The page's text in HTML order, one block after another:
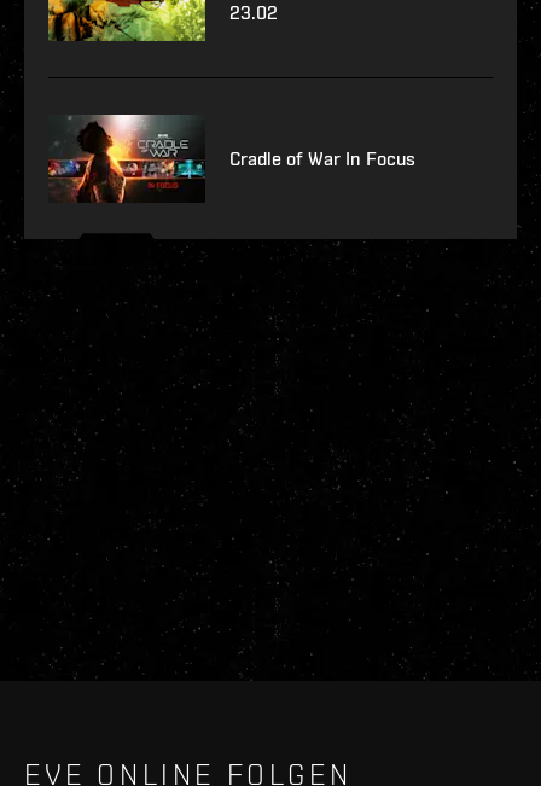
23.02
Cradle of War In Focus
EVE ONLINE FOLGEN